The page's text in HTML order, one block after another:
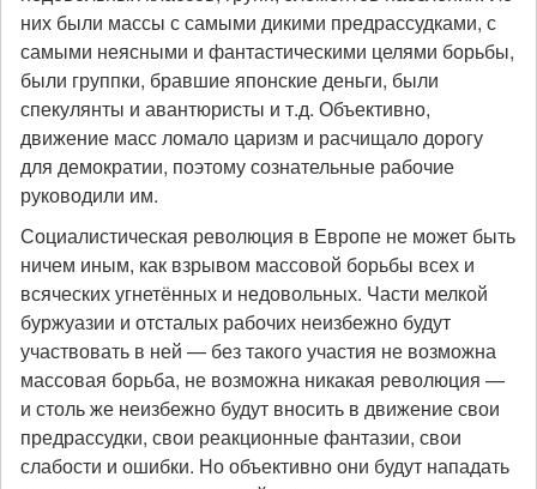
них были массы с самыми дикими предрассудками, с
самыми неясными и фантастическими целями борьбы,
были группки, бравшие японские деньги, были
спекулянты и авантюристы и т.д. Объективно,
движение масс ломало царизм и расчищало дорогу
для демократии, поэтому сознательные рабочие
руководили им.
Социалистическая революция в Европе не может быть
ничем иным, как взрывом массовой борьбы всех и
всяческих угнетённых и недовольных. Части мелкой
буржуазии и отсталых рабочих неизбежно будут
участвовать в ней — без такого участия не возможна
массовая борьба, не возможна никакая революция —
и столь же неизбежно будут вносить в движение свои
предрассудки, свои реакционные фантазии, свои
слабости и ошибки. Но объективно они будут нападать